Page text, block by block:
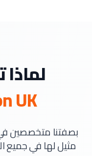
لماذا
UK
بصفتنا متخصصين في
مثيل لها في جميع